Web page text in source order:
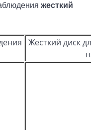
жесткий
Жесткий диск